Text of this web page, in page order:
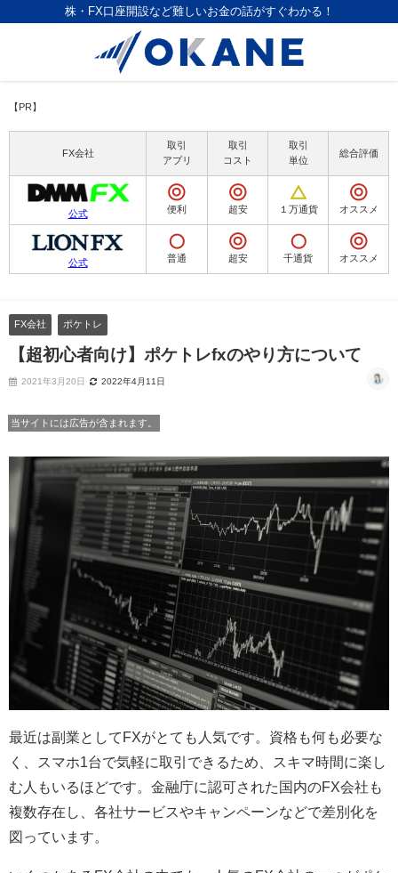
株・FX口座開設など難しいお金の話がすぐわかる！
【PR】
FX会社
取引
アプリ
取引
コスト
取引
単位
総合評価
公式 便利 超安 １万通貨 オススメ
公式 普通 超安 千通貨 オススメ
FX会社 ポケトレ
【超初心者向け】ポケトレfxのやり方について
2021年3月20日 2022年4月11日
当サイトには広告が含まれます。
最近は副業としてFXがとても人気です。資格も何も必要な
く、スマホ1台で気軽に取引できるため、スキマ時間に楽し
む人もいるほどです。金融庁に認可された国内のFX会社も
複数存在し、各社サービスやキャンペーンなどで差別化を
図っています。